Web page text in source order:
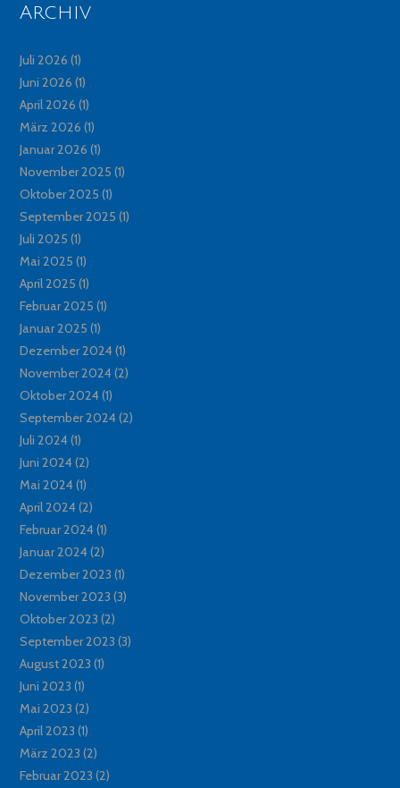
Archiv
Juli 2026 (1)
Juni 2026 (1)
April 2026 (1)
März 2026 (1)
Januar 2026 (1)
November 2025 (1)
Oktober 2025 (1)
September 2025 (1)
Juli 2025 (1)
Mai 2025 (1)
April 2025 (1)
Februar 2025 (1)
Januar 2025 (1)
Dezember 2024(1)
November 2024(2)
Oktober 2024(1)
September 2024(2)
Juli 2024(1)
Juni 2024(2)
Mai 2024(1)
April 2024(2)
Februar 2024(1)
Januar 2024(2)
Dezember 2023 (1)
November 2023 (3)
Oktober 2023 (2)
September 2023 (3)
August 2023 (1)
Juni 2023 (1)
Mai 2023 (2)
April 2023 (1)
März 2023 (2)
Februar 2023 (2)